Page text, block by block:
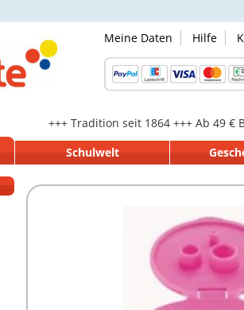
Meine Daten Hilfe
+++ Tradition seit 1864 +++ Ab 49
Schulwelt